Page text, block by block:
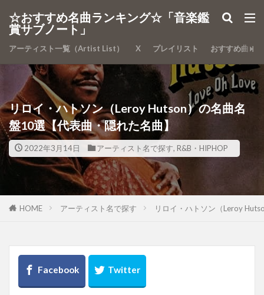
☆おすすめ名曲ランキング☆「音楽鑑
賞サブノート」
アーティスト一覧（Artist List） X プレイリスト おすすめ曲
リロイ・ハトソン（Leroy Hutson）の名曲名
盤10選【代表曲・隠れた名曲】
2022年3月14日 アーティスト名で探す, R&B・HIPHOP
HOME アーティスト名で探す リロイ・ハトソン（Leroy
検索